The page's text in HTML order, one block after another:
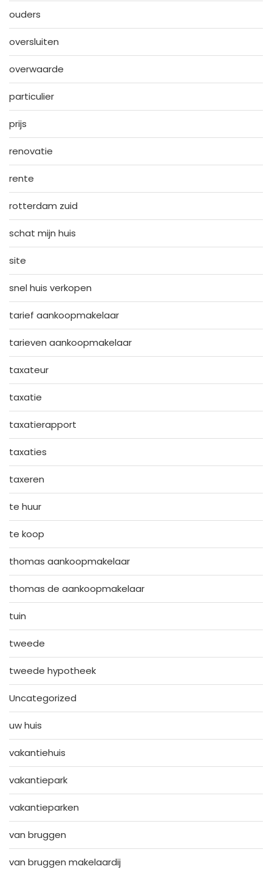
ouders
oversluiten
overwaarde
particulier
prijs
renovatie
rente
rotterdam zuid
schat mijn huis
site
snel huis verkopen
tarief aankoopmakelaar
tarieven aankoopmakelaar
taxateur
taxatie
taxatierapport
taxaties
taxeren
te huur
te koop
thomas aankoopmakelaar
thomas de aankoopmakelaar
tuin
tweede
tweede hypotheek
Uncategorized
uw huis
vakantiehuis
vakantiepark
vakantieparken
van bruggen
van bruggen makelaardij